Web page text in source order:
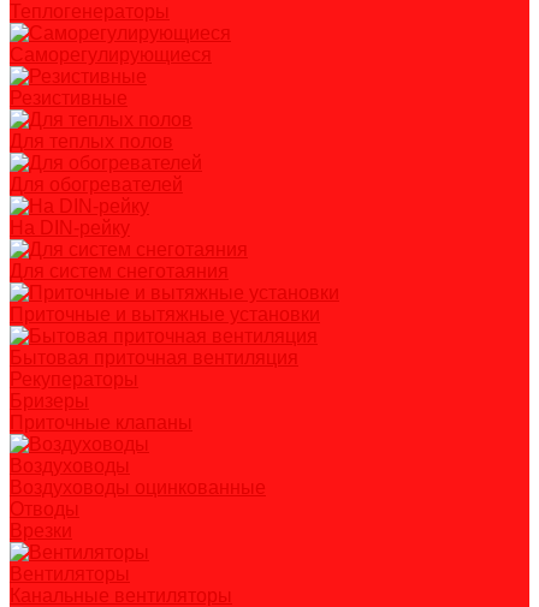
Теплогенераторы
Саморегулирующиеся
Резистивные
Для теплых полов
Для обогревателей
На DIN-рейку
Для систем снеготаяния
Приточные и вытяжные установки
Бытовая приточная вентиляция
Рекуператоры
Бризеры
Приточные клапаны
Воздуховоды
Воздуховоды оцинкованные
Отводы
Врезки
Вентиляторы
Канальные вентиляторы